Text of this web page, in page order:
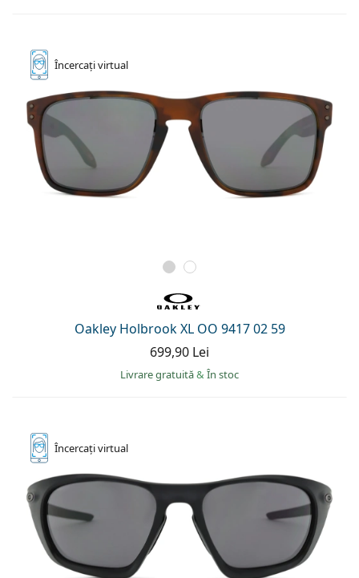
Încercațivirtual
Oakley Holbrook XL OO 9417 02 59
699,90 Lei
Livrare gratuită& În stoc
Încercațivirtual